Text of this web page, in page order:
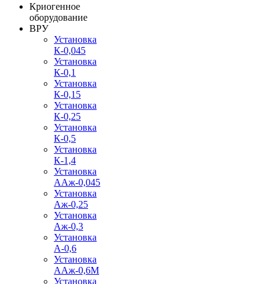
Криогенное
оборудование
ВРУ
Установка
К-0,045
Установка
К-0,1
Установка
К-0,15
Установка
К-0,25
Установка
К-0,5
Установка
К-1,4
Установка
ААж-0,045
Установка
Аж-0,25
Установка
Аж-0,3
Установка
А-0,6
Установка
ААж-0,6М
Установка